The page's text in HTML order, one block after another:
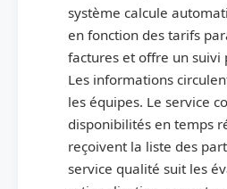
système calcule
en fonction des tarifs
factures et offre un suivi
Les informations
les équipes. Le service
disponibilités en temps
reçoivent la liste des
service qualité suit les